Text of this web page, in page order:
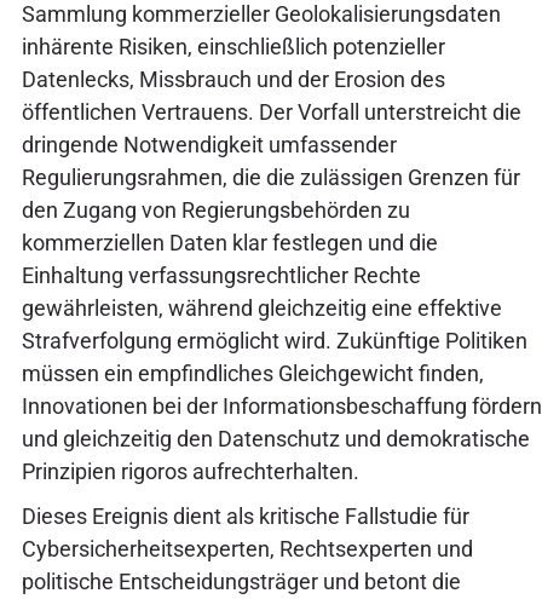
Sammlung kommerzieller Geolokalisierungsdaten
inhärente Risiken, einschließlich potenzieller
Datenlecks, Missbrauch und der Erosion des
öffentlichen Vertrauens. Der Vorfall unterstreicht die
dringende Notwendigkeit umfassender
Regulierungsrahmen, die die zulässigen Grenzen für
den Zugang von Regierungsbehörden zu
kommerziellen Daten klar festlegen und die
Einhaltung verfassungsrechtlicher Rechte
gewährleisten, während gleichzeitig eine effektive
Strafverfolgung ermöglicht wird. Zukünftige Politiken
müssen ein empfindliches Gleichgewicht finden,
Innovationen bei der Informationsbeschaffung fördern
und gleichzeitig den Datenschutz und demokratische
Prinzipien rigoros aufrechterhalten.
Dieses Ereignis dient als kritische Fallstudie für
Cybersicherheitsexperten, Rechtsexperten und
politische Entscheidungsträger und betont die